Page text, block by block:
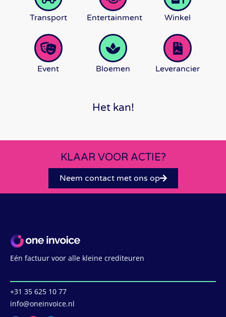
Transport Entertainment Winkel
Event Bloemen Leverancier
Het kan!
KLAAR VOOR ACTIE?
Neem contact met ons op
Eén factuur voor alle kleine crediteuren
‭+31 35 625 10 77
info@oneinvoice.nl